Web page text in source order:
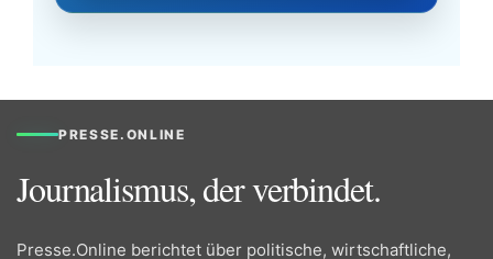
PRESSE.ONLINE
Journalismus, der verbindet.
Presse.Online berichtet über politische, wirtschaftliche,